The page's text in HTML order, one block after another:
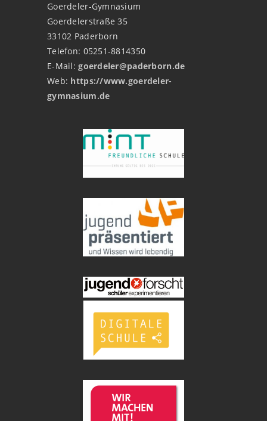
Goerdeler-Gymnasium
Goerdelerstraße 35
33102 Paderborn
Telefon: 05251-8814350
E-Mail:goerdeler@paderborn.de
Web: https://www.goerdeler-
gymnasium.de